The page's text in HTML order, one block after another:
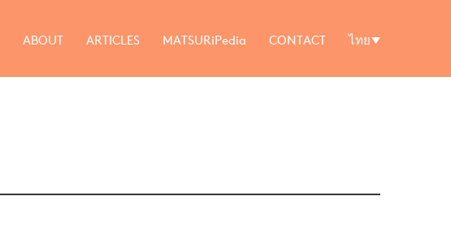
ABOUT ARTICLES MATSURiPedia CONTACT ไทย